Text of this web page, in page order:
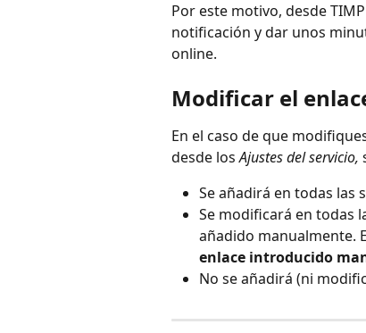
Por este motivo, desde
notificación y dar unos
online.
Modificar el
En el caso de que
desde los Ajustes del servicio,
Se añadirá en todas las
Se modificará en todas
añadido manualmente.
enlace introducido
No se añadirá (ni